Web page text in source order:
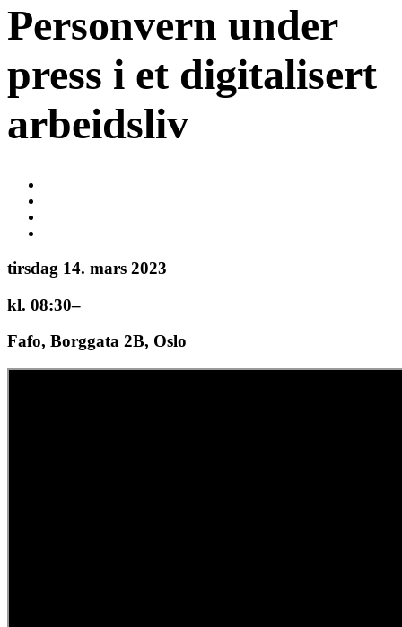
Personvern under
press i et digitalisert
arbeidsliv
tirsdag 14. mars 2023
kl. 08:30–
Fafo, Borggata 2B, Oslo